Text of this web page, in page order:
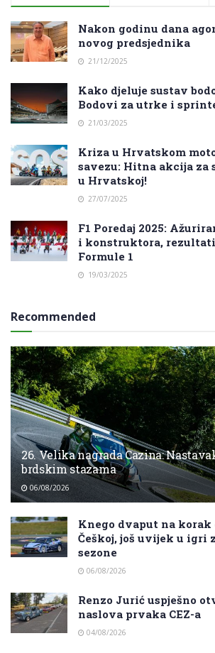
Nakon godinu dana
novog predsjednika
21/12/2025
Kako djeluje sustav
Bodovi za utrke i
21/03/2025
Kriza u Hrvatskom
savezu: Hitna akcija za
u Hrvatskoj!
27/07/2025
F1 Poredaj 2025:
i konstruktora, rezultati
Formule 1
19/03/2025
Recommended
26. Velika nagrada Cazina:
brdskim stazama
06/08/2026
Knego dvaput na korak
Češkoj, još uvijek u igri
sezone
06/08/2026
Renzo Jurić uspješno
naslova prvaka CEZ-a
04/08/2026